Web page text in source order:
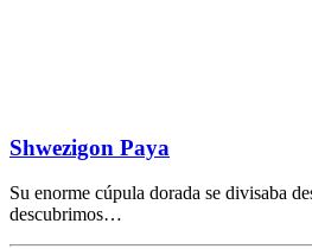
Shwezigon Paya
Su enorme cúpula dorada se divisaba
descubrimos…